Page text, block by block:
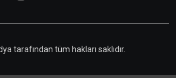
tarafından tüm hakları saklıdır.